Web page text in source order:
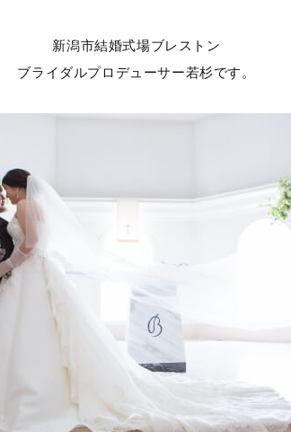
新潟市結婚式場ブレストン
ブライダルプロデューサー若杉です。